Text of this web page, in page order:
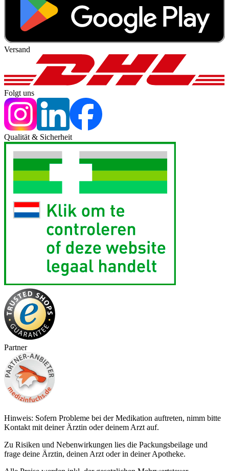
Versand
Folgt uns
Qualität & Sicherheit
Partner
Hinweis: Sofern Probleme bei der Medikation auftreten, nimm bitte
Kontakt mit deiner Ärztin oder deinem Arzt auf.
Zu Risiken und Nebenwirkungen lies die Packungsbeilage und
frage deine Ärztin, deinen Arzt oder in deiner Apotheke.